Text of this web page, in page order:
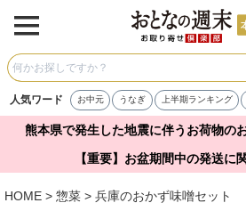
人気ワード お中元 うなぎ 上半期ランキング
熊本県で発生した地震に伴うお荷物
【重要】お盆期間中の発送
HOME 惣菜 兵庫のおかず味噌セット